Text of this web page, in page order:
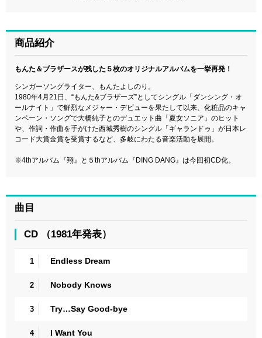
商品紹介
もんた＆ブラザースが残した５枚のオリジナルアルバムを一挙再発！
シンガーソングライター、もんたよしのり。
1980年4月21日、“もんた&ブラザーズ”としてシングル「ダンシング・オ
ールナイト」で鮮烈なメジャー・デビューを果たして以来、化粧品のキャ
ンペーン・ソングで大橋純子とのデュエット曲「夏女ソニア」のヒット
や、作詞・作曲を手がけた西城秀樹のシングル「ギャランドゥ」が日本レ
コード大賞金賞を受賞するなど、多岐にわたる音楽活動を展開。
※4thアルバム『翔』と５thアルバム『DING DANG』は今回初CD化。
曲目
CD （1981年発表）
1 Endless Dream
2 Nobody Knows
3 Try…Say Good-bye
4 I Want You